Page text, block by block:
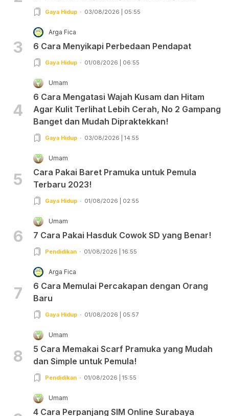
Gaya Hidup 03/08/2026 | 05:55
3
Arga Fica
6 Cara Menyikapi Perbedaan Pendapat
Gaya Hidup 01/08/2026 | 06:55
4
Umam
6 Cara Mengatasi Wajah Kusam dan Hitam
Agar Kulit Terlihat Lebih Cerah, No 2 Gampang
Banget dan Mudah Dipraktekkan!
Gaya Hidup 03/08/2026 | 14:55
5
Umam
Cara Pakai Baret Pramuka untuk Pemula
Terbaru 2023!
Gaya Hidup 01/08/2026 | 02:55
6
Umam
7 Cara Pakai Hasduk Cowok SD yang Benar!
Pendidikan 01/08/2026 | 16:55
7
Arga Fica
6 Cara Memulai Percakapan dengan Orang
Baru
Gaya Hidup 01/08/2026 | 05:57
8
Umam
5 Cara Memakai Scarf Pramuka yang Mudah
dan Simple untuk Pemula!
Pendidikan 01/08/2026 | 15:55
Umam
4 Cara Perpanjang SIM Online Surabaya